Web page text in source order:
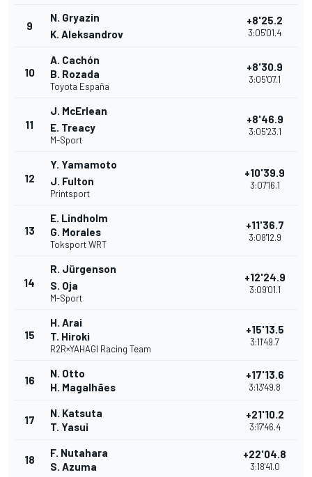
9
N. Gryazin
K. Aleksandrov
+8'25.2
3:05'01.4
10
A. Cachón
B. Rozada
Toyota España
+8'30.9
3:05'07.1
11
J. McErlean
E. Treacy
M-Sport
+8'46.9
3:05'23.1
12
Y. Yamamoto
J. Fulton
Printsport
+10'39.9
3:07'16.1
13
E. Lindholm
G. Morales
Toksport WRT
+11'36.7
3:08'12.9
14
R. Jürgenson
S. Oja
M-Sport
+12'24.9
3:09'01.1
15
H. Arai
T. Hiroki
R2R×YAHAGI Racing Team
+15'13.5
3:11'49.7
16
N. Otto
H. Magalhães
+17'13.6
3:13'49.8
17
N. Katsuta
T. Yasui
+21'10.2
3:17'46.4
18
F. Nutahara
S. Azuma
+22'04.8
3:18'41.0